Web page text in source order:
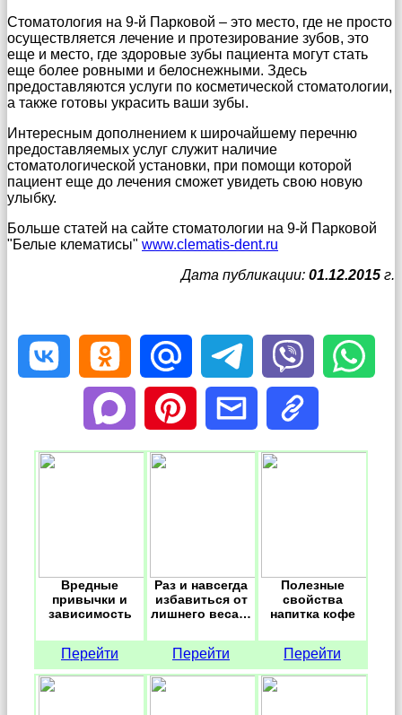
Стоматология на 9-й Парковой – это место, где не просто
осуществляется лечение и протезирование зубов, это
еще и место, где здоровые зубы пациента могут стать
еще более ровными и белоснежными. Здесь
предоставляются услуги по косметической стоматологии,
а также готовы украсить ваши зубы.
Интересным дополнением к широчайшему перечню
предоставляемых услуг служит наличие
стоматологической установки, при помощи которой
пациент еще до лечения сможет увидеть свою новую
улыбку.
Больше статей на сайте стоматологии на 9-й Парковой
"Белые клематисы" www.clematis-dent.ru
Дата публикации: 01.12.2015 г.
Вредные
привычки и
зависимость
Перейти
Раз и навсегда
избавиться от
лишнего веса…
Перейти
Полезные
свойства
напитка кофе
Перейти